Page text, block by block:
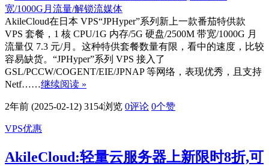
AkileCloud在日本 VPS“JPHyper”系列新上一款番茄特供款
VPS 套餐，1 核 CPU/1G 内存/5G 硬盘/2500M 带宽/1000G 月
流量仅 7.3 元/月。这种特供套餐数量有限，看中的速度，比较
容易缺货。“JPHyper”系列 VPS 接入了
GSL/PCCW/COGENT/EIE/JPNAP 等网络，表现优秀，且支持
Netf……继续阅读 »
2年前 (2025-02-12) 3154浏览 0评论 0个赞
VPS优惠
AkileCloud:轻量云服务器上新限时8折,可